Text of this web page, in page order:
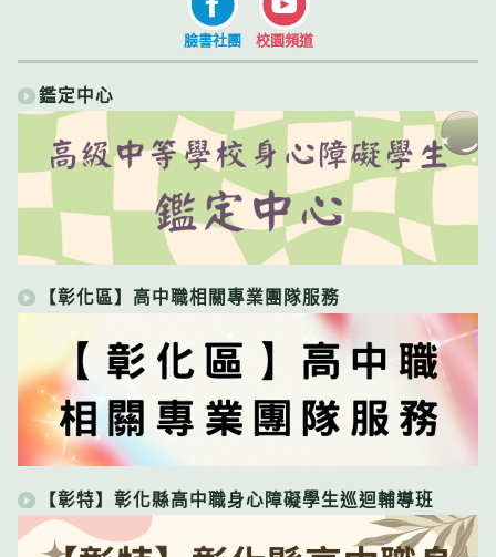
臉書社團 校園頻道
鑑定中心
【彰化區】高中職相關專業團隊服務
【彰特】彰化縣高中職身心障礙學生巡迴輔導班